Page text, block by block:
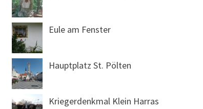
Eule am Fenster
Hauptplatz St. Pölten
Kriegerdenkmal Klein Harras